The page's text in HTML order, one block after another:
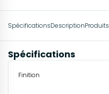
SpécificationsDescription
Spécifications
Finition